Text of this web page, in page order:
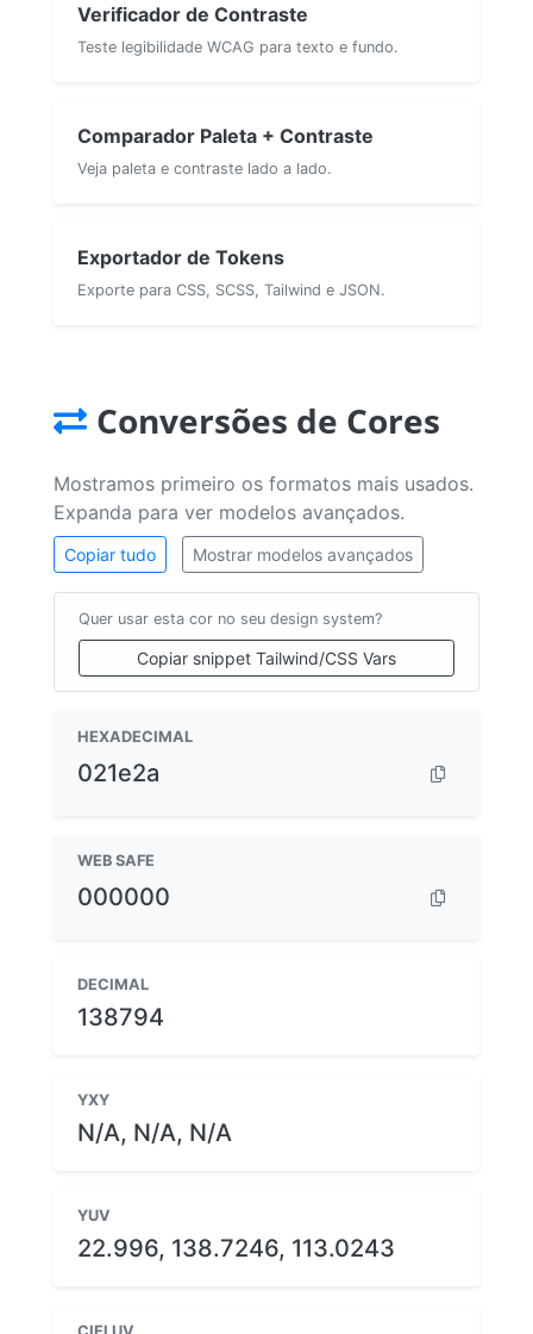
Verificador de Contraste
Teste legibilidade WCAG para texto e fundo.
Comparador Paleta + Contraste
Veja paleta e contraste lado a lado.
Exportador de Tokens
Exporte para CSS, SCSS, Tailwind e JSON.
Conversões de Cores
Mostramos primeiro os formatos mais usados.
Expanda para ver modelos avançados.
Copiar tudo Mostrar modelos avançados
Quer usar esta cor no seu design system?
Copiar snippet Tailwind/CSS Vars
HEXADECIMAL
021e2a
WEB SAFE
000000
DECIMAL
138794
YXY
N/A, N/A, N/A
YUV
22.996, 138.7246, 113.0243
CIELUV